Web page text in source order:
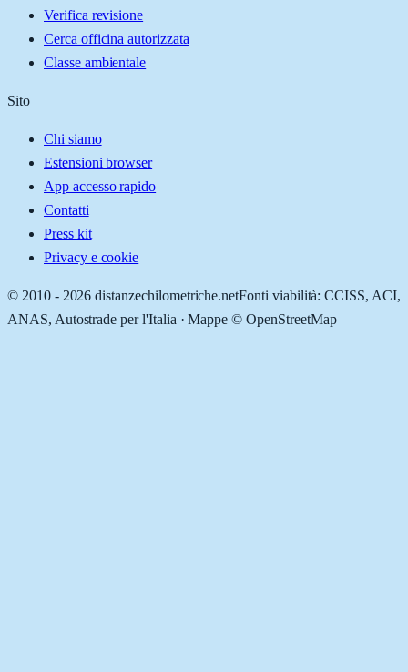
Verifica revisione
Cerca officina autorizzata
Classe ambientale
Sito
Chi siamo
Estensioni browser
App accesso rapido
Contatti
Press kit
Privacy e cookie
© 2010 - 2026 distanzechilometriche.netFonti viabilità: CCISS, ACI,
ANAS, Autostrade per l'Italia · Mappe © OpenStreetMap